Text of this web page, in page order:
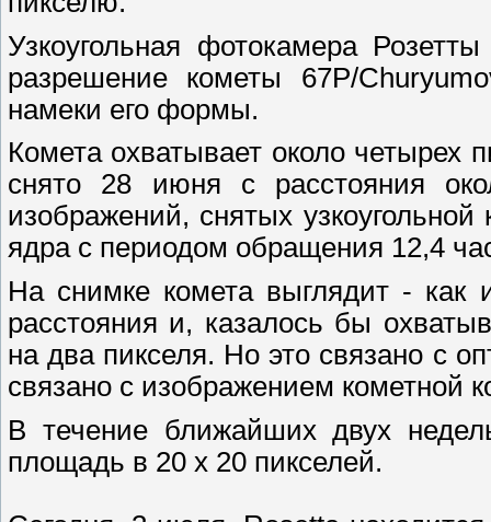
Узкоугольная фотокамера
разрешение кометы 67P/
намеки его формы.
Комета охватывает около четырех
снято 28 июня с расстояния
изображений, снятых
ядра с периодом обращения 12,4
На снимке комета выглядит - как
расстояния и, казалось бы
на два пикселя. Но это связано с
связано с изображением кометной
В течение ближайших двух
площадь в 20 х 20 пикселей.